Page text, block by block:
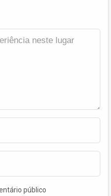
público